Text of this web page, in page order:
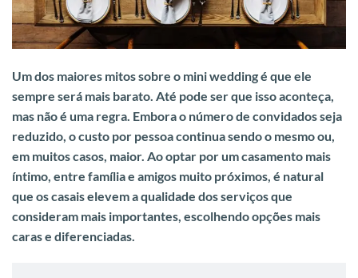
Um dos maiores mitos sobre o mini wedding é que ele
sempre será mais barato . Até pode ser que isso aconteça,
mas não é uma regra. Embora o número de convidados seja
reduzido, o custo por pessoa continua sendo o mesmo ou,
em muitos casos, maior. Ao optar por um casamento mais
íntimo, entre família e amigos muito próximos, é natural
que os casais elevem a qualidade dos serviços que
consideram mais importantes, escolhendo opções mais
caras e diferenciadas.